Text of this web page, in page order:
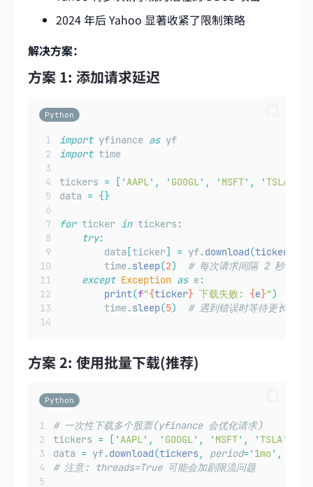
2024 年后 Yahoo 显著收紧了限制策略
解决方案：
方案 1: 添加请求延迟
Python
import yfinance as yf
import time
tickers = [ 'AAPL' , ' GOOGL' , ' MSFT' , 'TSLA
data = {}
for ticker in tickers:
try:
        data
[ticker] = yf.download(ticker
        time
.sleep(2)
# 每次请求间隔 2 秒
except Exception as e :
print(f"{ticker} 下载失败: {e}")
        time
.sleep(5) # 遇到错误时等待更长时间
方案 2: 使用批量下载(推荐)
Python
# 一次性下载多个股票(yfinance 会优化请求)
tickers = [ 'AAPL' , ' GOOGL' , ' MSFT' , 'TSLA'
data = yf.download(tickers, period=' 1mo' ,
# 注意: threads=True 可能会加剧限流问题